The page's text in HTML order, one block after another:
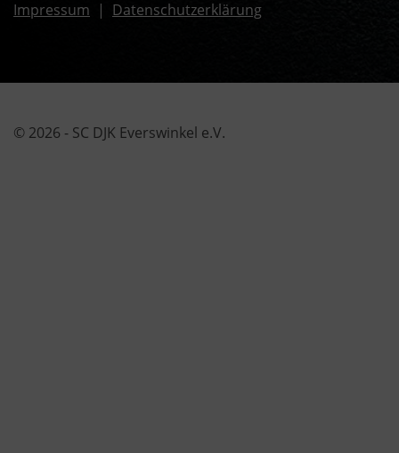
Impressum | Datenschutzerklärung
© 2026 - SC DJK Everswinkel e.V.